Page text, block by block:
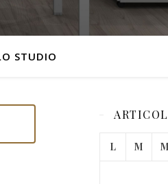
STUDIO
L M M